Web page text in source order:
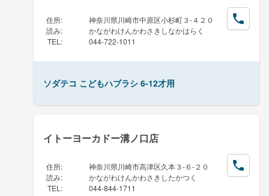
住所:
神奈川県川崎市中原区小杉町３-４２０
読み:
かながわけんかわさきしなかはらく
TEL : 044-722-1011
ソダテコ こどもハブラシ 6-12才用
イトーヨーカドー溝ノ口店
住所:
神奈川県川崎市高津区久本３-６-２０
読み:
かながわけんかわさきしたかつく
TEL : 044-844-1711